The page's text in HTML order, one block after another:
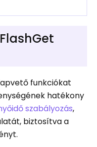
funkciókat
hatékony
szabályozás,
biztosítva a